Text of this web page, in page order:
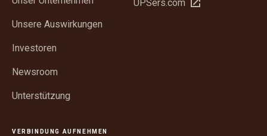
Unsere Auswirkungen
Investoren
Newsroom
Unterstützung
Fenster
UPSers.com
VERBINDUNG AUFNEHMEN